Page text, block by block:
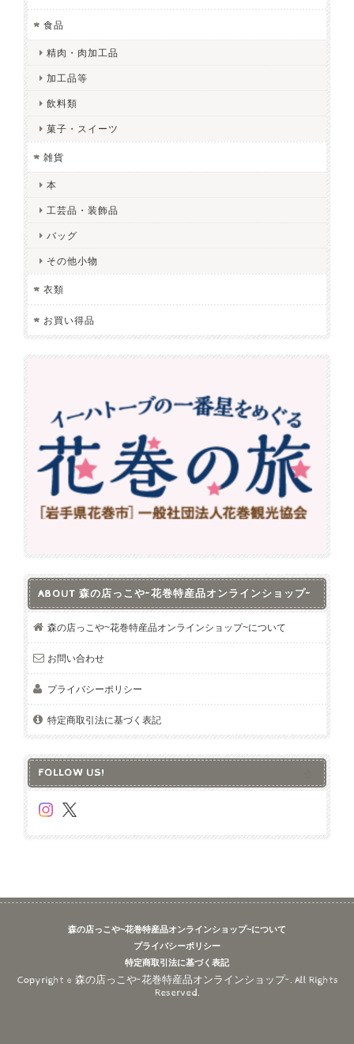
食品
精肉・肉加工品
加工品等
飲料類
菓子・スイーツ
雑貨
本
工芸品・装飾品
バッグ
その他小物
衣類
お買い得品
ABOUT 森の店っこや~花巻特産品オンラインショップ~
森の店っこや~花巻特産品オンラインショップ~について
お問い合わせ
プライバシーポリシー
特定商取引法に基づく表記
FOLLOW US!
森の店っこや~花巻特産品オンラインショップ~について
プライバシーポリシー
特定商取引法に基づく表記
Copyright © 森の店っこや~花巻特産品オンラインショップ~. All Rights
Reserved.